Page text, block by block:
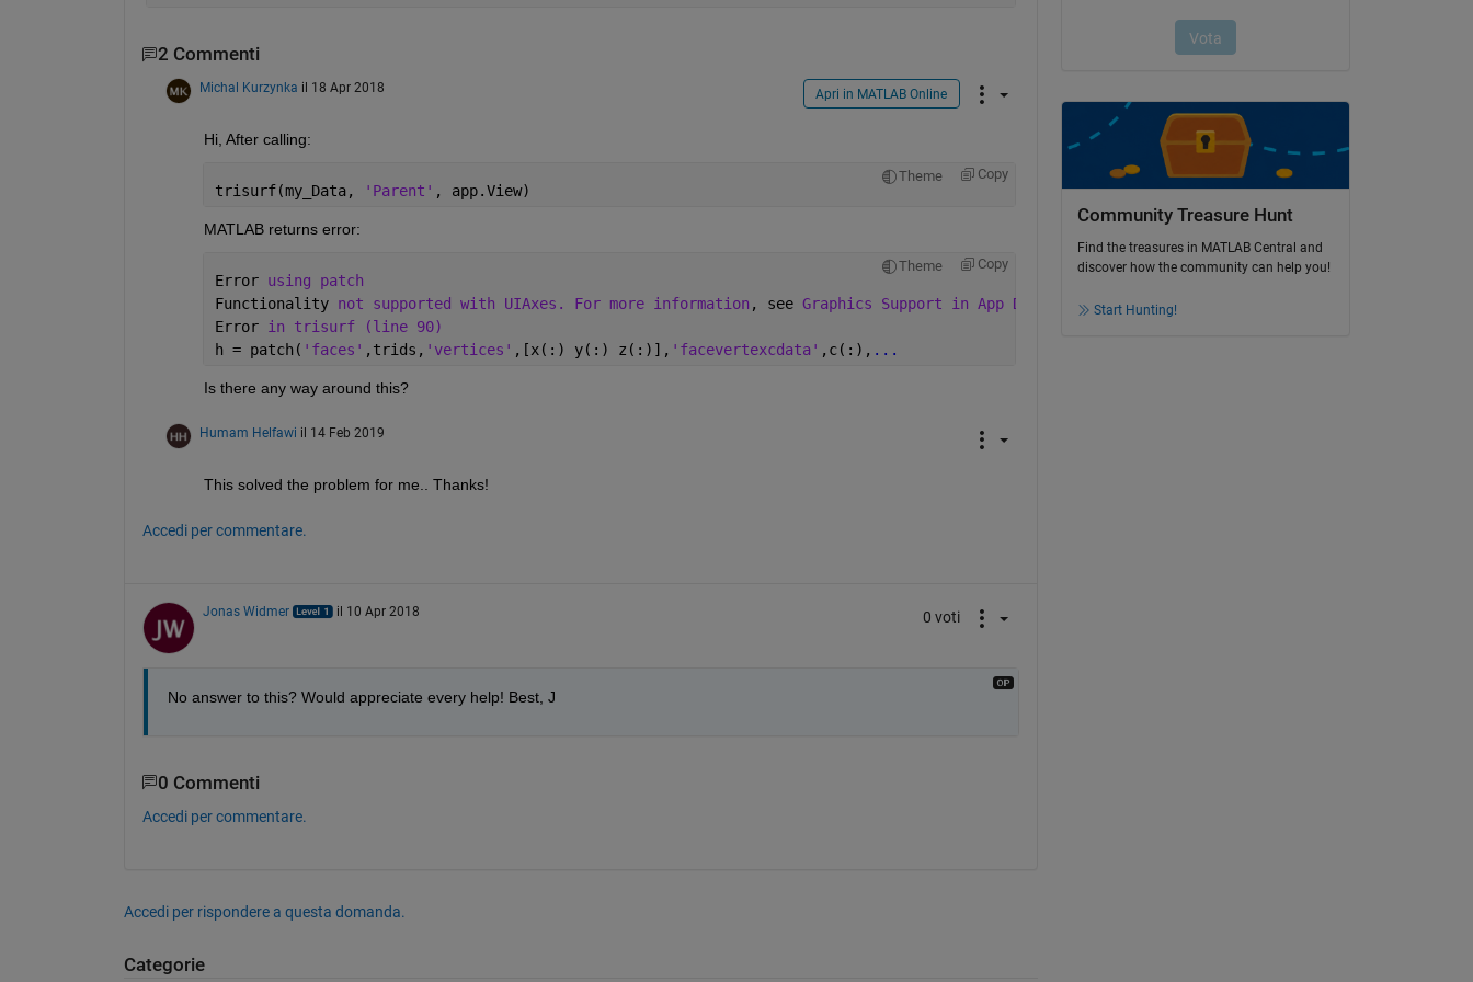
2 Commenti
Michal Kurzynka il 18 Apr 2018 Apri in MATLAB Online
Hi, After calling:
Theme Copy
trisurf(my_Data, 'Parent' , app.View)
MATLAB returns error:
Theme Copy
Error using patch
Functionality not supported with UIAxes. For more information , see Graphics Support in App Designer.
Error in trisurf (line 90)
h = patch( 'faces' ,trids, 'vertices' ,[x(:) y(:) z(:)], 'facevertexcdata' ,c(:), ...
Is there any way around this?
Humam Helfawi il 14 Feb 2019
This solved the problem for me.. Thanks!
Accedi per commentare.
Jonas Widmer il 10 Apr 2018 0 voti
No answer to this? Would appreciate every help! Best, J
0 Commenti
Accedi per commentare.
Accedi per rispondere a questa domanda.
Categorie
Community Treasure Hunt
Find the treasures in MATLAB Central and
discover how the community can help you!
Start Hunting!